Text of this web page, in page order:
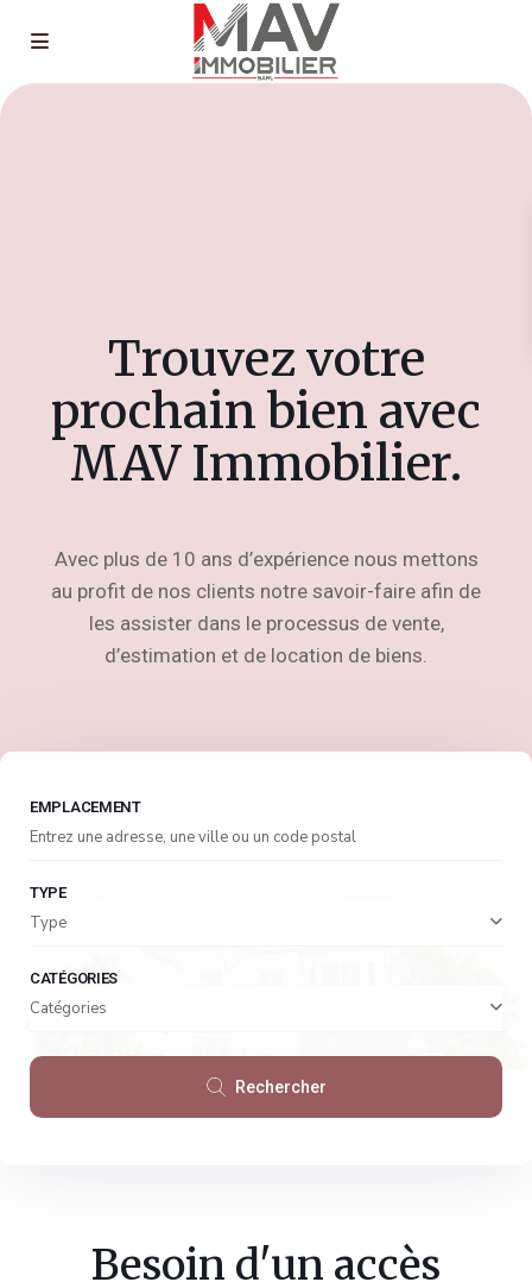
Trouvez votre
prochain bien avec
MAV Immobilier.
Avec plus de 10 ans d’expérience nous mettons
au profit de nos clients notre savoir-faire afin de
les assister dans le processus de vente,
d’estimation et de location de biens.
EMPLACEMENT
TYPE
Type
CATÉGORIES
Catégories
Rechercher
Besoin d'un accès